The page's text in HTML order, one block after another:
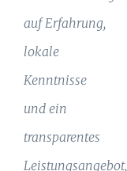
auf Erfahrung,
lokale
Kenntnisse
und ein
transparentes
Leistungsangebot,